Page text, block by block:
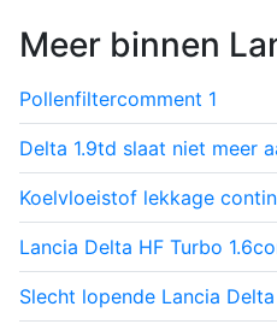
Meer binnen
Pollenfiltercomment 1
Delta 1.9td slaat niet meer
Koelvloeistof lekkage
Lancia Delta HF Turbo 1.6
Slecht lopende Lancia